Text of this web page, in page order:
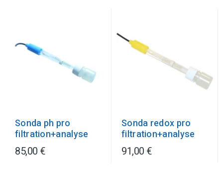
Sonda ph pro
filtration+analyse
85,00 €
Sonda redox pro
filtration+analyse
91,00 €